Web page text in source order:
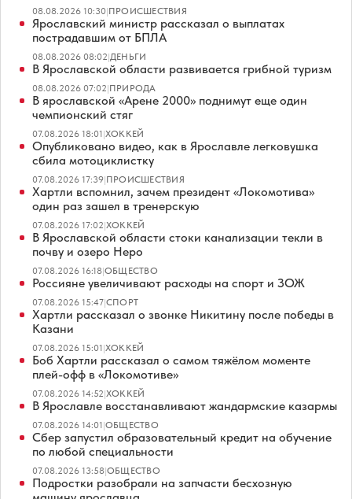
08.08.2026 10:30|ПРОИСШЕСТВИЯ
Ярославский министр рассказал о выплатах
пострадавшим от БПЛА
08.08.2026 08:02|ДЕНЬГИ
В Ярославской области развивается грибной туризм
08.08.2026 07:02|ПРИРОДА
В ярославской «Арене 2000» поднимут еще один
чемпионский стяг
07.08.2026 18:01|ХОККЕЙ
Опубликовано видео, как в Ярославле легковушка
сбила мотоциклистку
07.08.2026 17:39|ПРОИСШЕСТВИЯ
Хартли вспомнил, зачем президент «Локомотива»
один раз зашел в тренерскую
07.08.2026 17:02|ХОККЕЙ
В Ярославской области стоки канализации текли в
почву и озеро Неро
07.08.2026 16:18|ОБЩЕСТВО
Россияне увеличивают расходы на спорт и ЗОЖ
07.08.2026 15:47|СПОРТ
Хартли рассказал о звонке Никитину после победы в
Казани
07.08.2026 15:01|ХОККЕЙ
Боб Хартли рассказал о самом тяжёлом моменте
плей-офф в «Локомотиве»
07.08.2026 14:52|ХОККЕЙ
В Ярославле восстанавливают жандармские казармы
07.08.2026 14:01|ОБЩЕСТВО
Сбер запустил образовательный кредит на обучение
по любой специальности
07.08.2026 13:58|ОБЩЕСТВО
Подростки разобрали на запчасти бесхозную